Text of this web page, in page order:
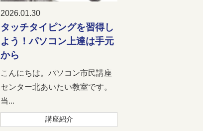
2026.01.30
タッチタイピングを習得し
よう！パソコン上達は手元
から
こんにちは。パソコン市民講座
センター北あいたい教室です。
当...
講座紹介